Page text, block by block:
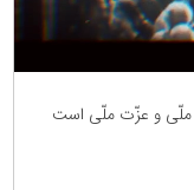
ملّی و عزّت ملّی است